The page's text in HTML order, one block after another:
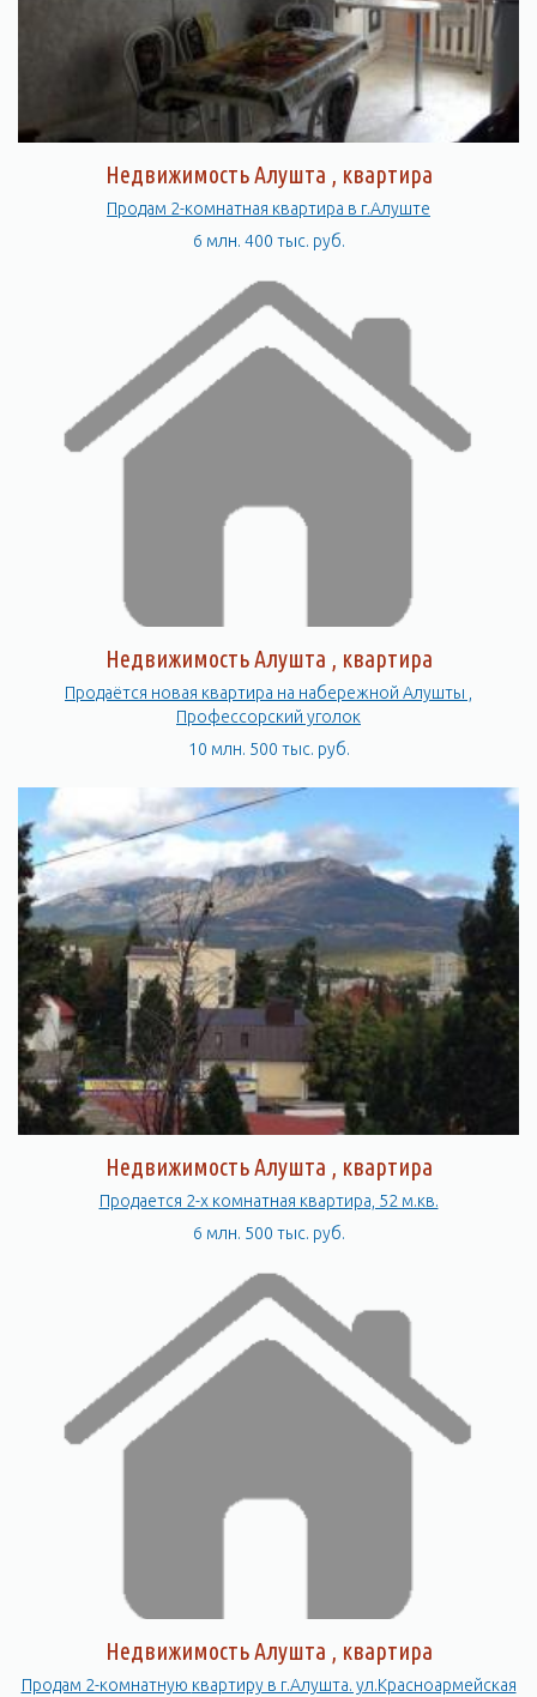
Недвижимость Алушта , квартира
Продам 2-комнатная квартира в г.Алуште
6 млн. 400 тыс. руб.
Недвижимость Алушта , квартира
Продаётся новая квартира на набережной Алушты ,
Профессорский уголок
10 млн. 500 тыс. руб.
Недвижимость Алушта , квартира
Продается 2-х комнатная квартира, 52 м.кв.
6 млн. 500 тыс. руб.
Недвижимость Алушта , квартира
Продам 2-комнатную квартиру в г.Алушта. ул.Красноармейская